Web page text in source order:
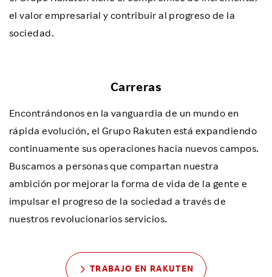
el valor empresarial y contribuir al progreso de la
sociedad.
Carreras
Encontrándonos en la vanguardia de un mundo en
rápida evolución, el Grupo Rakuten está expandiendo
continuamente sus operaciones hacia nuevos campos.
Buscamos a personas que compartan nuestra
ambición por mejorar la forma de vida de la gente e
impulsar el progreso de la sociedad a través de
nuestros revolucionarios servicios.
TRABAJO EN RAKUTEN